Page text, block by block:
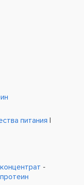
питания |
-